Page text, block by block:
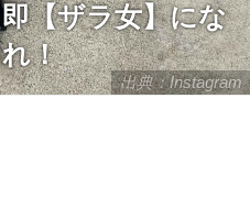
出典：Instagram
【ザラ女】にな
！